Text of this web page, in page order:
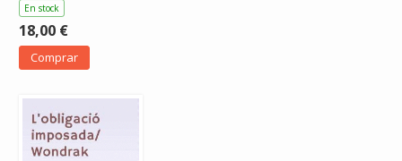
En stock
18,00 €
Comprar